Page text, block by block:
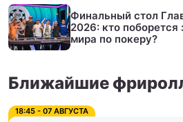
Финальный стол
2026: кто поборется
мира по покеру?
Ближайшие
18:45 - 07 АВГУСТА